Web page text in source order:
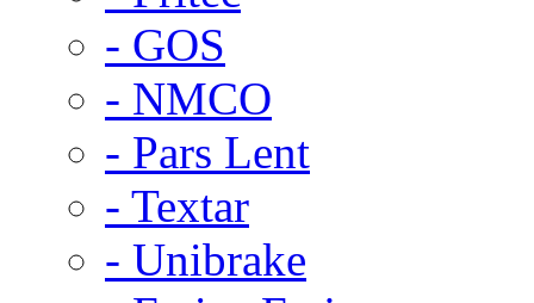
- GOS
- NMCO
- Pars Lent
- Textar
- Unibrake